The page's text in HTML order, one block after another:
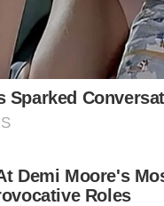
Sparked
Demi Moore's
Roles